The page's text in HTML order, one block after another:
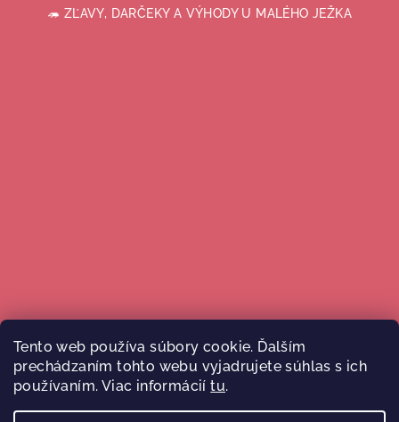
Tento web používa súbory cookie. Ďalším
prechádzaním tohto webu vyjadrujete súhlas s ich
používaním. Viac informáciítu.
🦔 ZĽAVY, DARČEKY A VÝHODY U MALÉHO JEŽKA
Sledovať na Instagrame